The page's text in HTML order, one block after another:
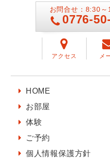
お問合せ：8:30～
0776-
アクセス メ
HOME
お部屋
体験
ご予約
個人情報保護方針